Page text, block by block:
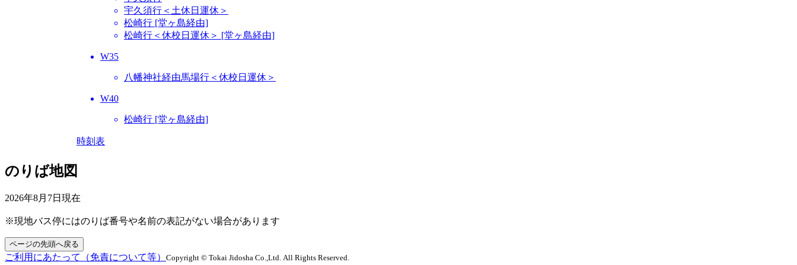
宇久須行＜土休日運休＞
松崎行 [堂ヶ島経由]
松崎行＜休校日運休＞ [堂ヶ島経由]
W35
八幡神社経由馬場行＜休校日運休＞
W40
松崎行 [堂ヶ島経由]
時刻表
のりば地図
2026年8月7日 現在
※現地バス停にはのりば番号や名前の表記がない場合があります
ページの先頭へ戻る
ご利用にあたって（免責について等） Copyright © Tokai Jidosha Co.,Ltd. All Rights Reserved.